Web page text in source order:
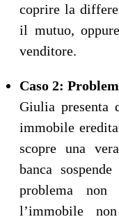
coprire la
il mutuo,
venditore.
Caso 2:
Giulia presenta
immobile
scopre una
banca
problema non
l’immobile